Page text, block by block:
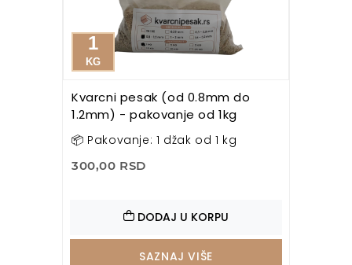
1
KG
Kvarcni pesak (od 0.8mm do
1.2mm) - pakovanje od 1kg
📦 Pakovanje: 1 džak od 1 kg
300,00 RSD
DODAJ U KORPU
SAZNAJ VIŠE